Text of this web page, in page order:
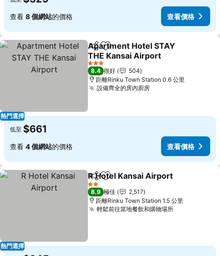
查看 8 個網站的價格 查看價格
熱門選擇
分享 放到收藏夾
Apartment Hotel STAY
THE Kansai Airport
3 星級
8.4 很好
504
距離Rinku Town Station 0.6 公里
設備齊全的房內廚房
低至 $661
查看 4 個網站的價格 查看價格
熱門選擇
分享 放到收藏夾
R Hotel Kansai Airport
2 星級
8.9 極佳
2,517
距離Rinku Town Station 1.5 公里
輕鬆前往當地餐飲和購物場所